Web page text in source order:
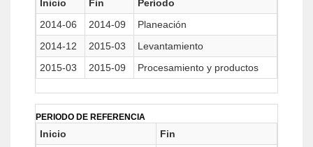
Inicio Fin
Período
2014-06
2014-09
Planeación
2014-12
2015-03
Levantamiento
2015-03
2015-09 Procesamiento y productos
PERIODO DE REFERENCIA
Inicio
Fin